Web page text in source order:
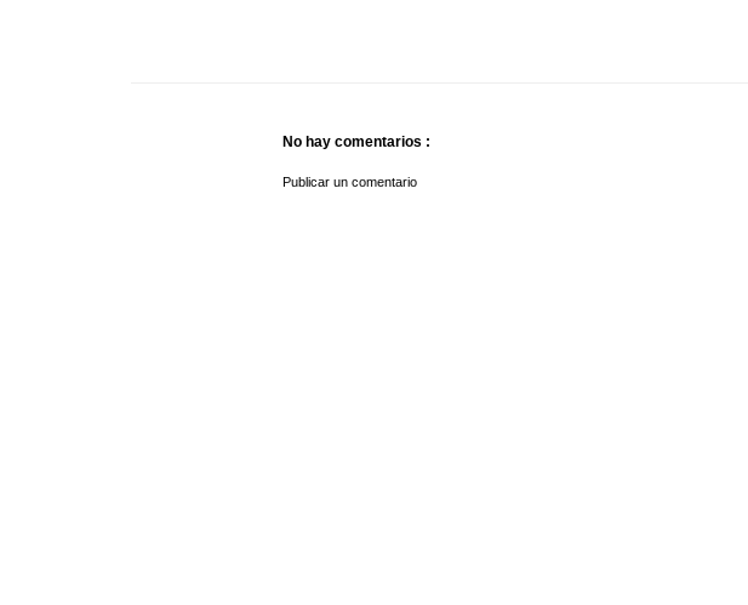
No hay comentarios :
Publicar un comentario